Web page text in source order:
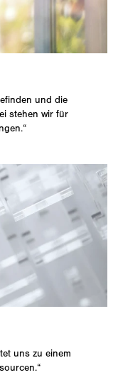
und die
stehen wir für
uns zu einem